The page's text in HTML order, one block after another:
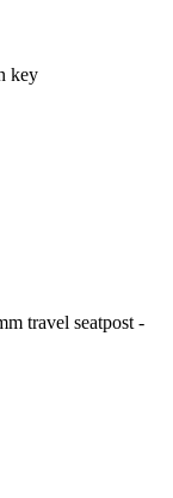
key
travel seatpost -